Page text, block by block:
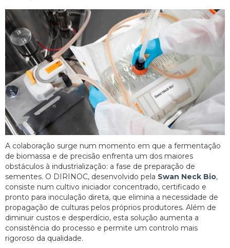
A colaboração surge num momento em que a fermentação
de biomassa e de precisão enfrenta um dos maiores
obstáculos à industrialização: a fase de preparação de
sementes. O DIRINOC, desenvolvido pela Swan Neck Bio,
consiste num cultivo iniciador concentrado, certificado e
pronto para inoculação direta, que elimina a necessidade de
propagação de culturas pelos próprios produtores. Além de
diminuir custos e desperdício, esta solução aumenta a
consistência do processo e permite um controlo mais
rigoroso da qualidade.